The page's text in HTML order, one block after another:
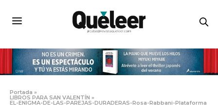
Portada »
LIBROS PARA SAN VALENTÍN »
EL-ENIGMA-DE-LAS-PAREJAS-DURADERAS-Rosa-Rabbani-Plataforma